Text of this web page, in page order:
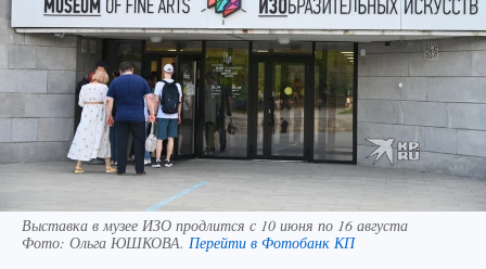
Выставка в музее ИЗО продлится с 10 июня по 16 августа
Фото: Ольга ЮШКОВА. Перейти в Фотобанк КП